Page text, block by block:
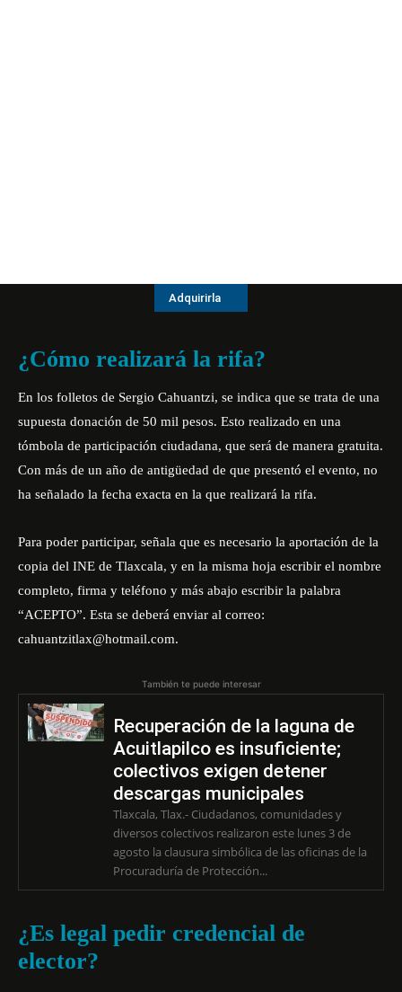
Adquirirla
¿Cómo realizará la rifa?
En los folletos de Sergio Cahuantzi, se indica que se trata de una
supuesta donación de 50 mil pesos. Esto realizado en una
tómbola de participación ciudadana, que será de manera gratuita.
Con más de un año de antigüedad de que presentó el evento, no
ha señalado la fecha exacta en la que realizará la rifa.
Para poder participar, señala que es necesario la aportación de la
copia del INE de Tlaxcala, y en la misma hoja escribir el nombre
completo, firma y teléfono y más abajo escribir la palabra
“ACEPTO”. Esta se deberá enviar al correo:
cahuantzitlax@hotmail.com.
También te puede interesar
Recuperación de la laguna de
Acuitlapilco es insuficiente;
colectivos exigen detener
descargas municipales
Tlaxcala, Tlax.- Ciudadanos, comunidades y
diversos colectivos realizaron este lunes 3 de
agosto la clausura simbólica de las oficinas de la
Procuraduría de Protección...
¿Es legal pedir credencial de
elector?